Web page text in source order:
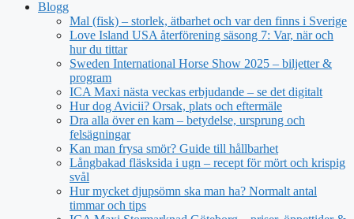
Blogg
Mal (fisk) – storlek, ätbarhet och var den finns i Sverige
Love Island USA återförening säsong 7: Var, när och
hur du tittar
Sweden International Horse Show 2025 – biljetter &
program
ICA Maxi nästa veckas erbjudande – se det digitalt
Hur dog Avicii? Orsak, plats och eftermäle
Dra alla över en kam – betydelse, ursprung och
felsägningar
Kan man frysa smör? Guide till hållbarhet
Långbakad fläsksida i ugn – recept för mört och krispig
svål
Hur mycket djupsömn ska man ha? Normalt antal
timmar och tips